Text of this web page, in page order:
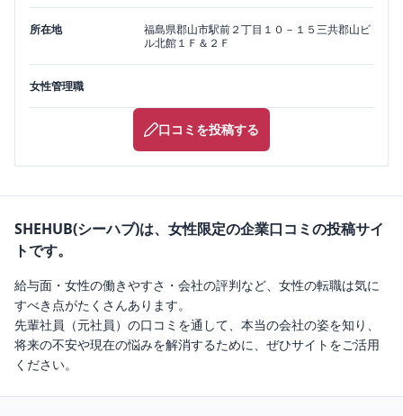
所在地 福島県郡山市駅前２丁目１０－１５三共郡山ビ
ル北館１Ｆ＆２Ｆ
女性管理職
口コミを投稿する
SHEHUB(シーハブ)は、女性限定の企業口コミの投稿サイ
トです。
給与面・女性の働きやすさ・会社の評判など、女性の転職は気に
すべき点がたくさんあります。
先輩社員（元社員）の口コミを通して、本当の会社の姿を知り、
将来の不安や現在の悩みを解消するために、ぜひサイトをご活用
ください。